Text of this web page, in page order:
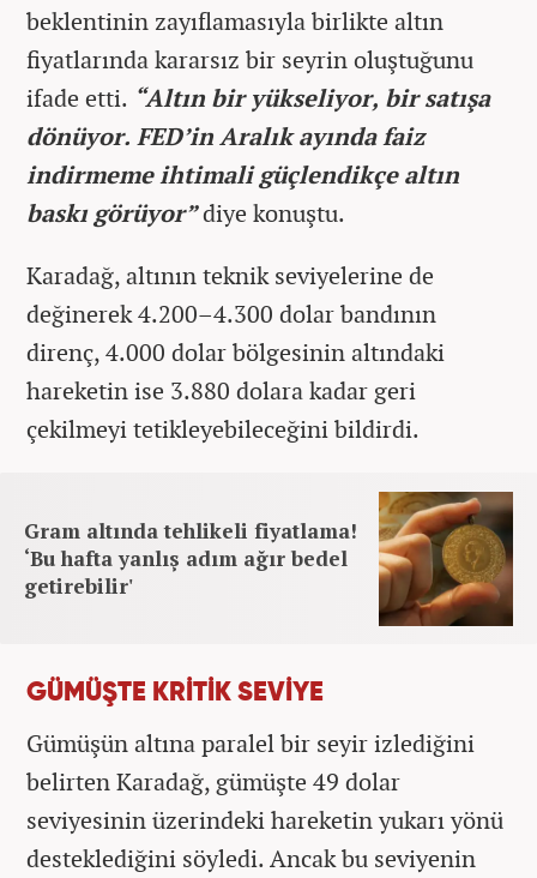
beklentinin zayıflamasıyla birlikte altın
fiyatlarında kararsız bir seyrin oluştuğunu
ifade etti. “Altın bir yükseliyor, bir satışa
dönüyor. FED’in Aralık ayında faiz
indirmeme ihtimali güçlendikçe altın
baskı görüyor”diye konuştu.
Karadağ, altının teknik seviyelerine de
değinerek 4.200–4.300 dolar bandının
direnç, 4.000 dolar bölgesinin altındaki
hareketin ise 3.880 dolara kadar geri
çekilmeyi tetikleyebileceğini bildirdi.
Gram altında tehlikeli fiyatlama!
‘Bu hafta yanlış adım ağır bedel
getirebilir'
GÜMÜŞTE KRİTİK SEVİYE
Gümüşün altına paralel bir seyir izlediğini
belirten Karadağ, gümüşte 49 dolar
seviyesinin üzerindeki hareketin yukarı yönü
desteklediğini söyledi. Ancak bu seviyenin